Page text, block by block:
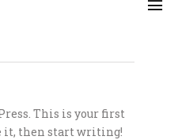
This is your first
it, then start writing!